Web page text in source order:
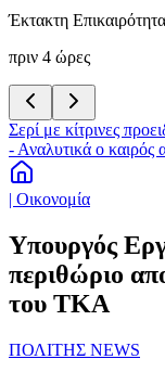
Έκτακτη Επικαιρότητα
πριν 4 ώρες
Σερί με κίτρινες
- Αναλυτικά ο καιρός
| Οικονομία
Υπουργός
περιθώριο
του ΤΚΑ
ΠΟΛΙΤΗΣ NEWS